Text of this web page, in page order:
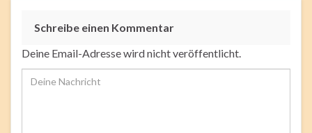
Schreibe einen Kommentar
Deine Email-Adresse wird nicht veröffentlicht.